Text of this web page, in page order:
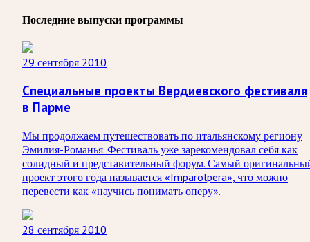
Последние выпуски программы
29 сентября 2010
Специальные проекты Вердиевского фестиваля
в Парме
Мы продолжаем путешествовать по итальянскому региону
Эмилия-Романья. Фестиваль уже зарекомендовал себя как
солидный и представительный форум. Самый
проект этого года называется «Imparolpera», что можно
перевести как «научись понимать оперу».
28 сентября 2010